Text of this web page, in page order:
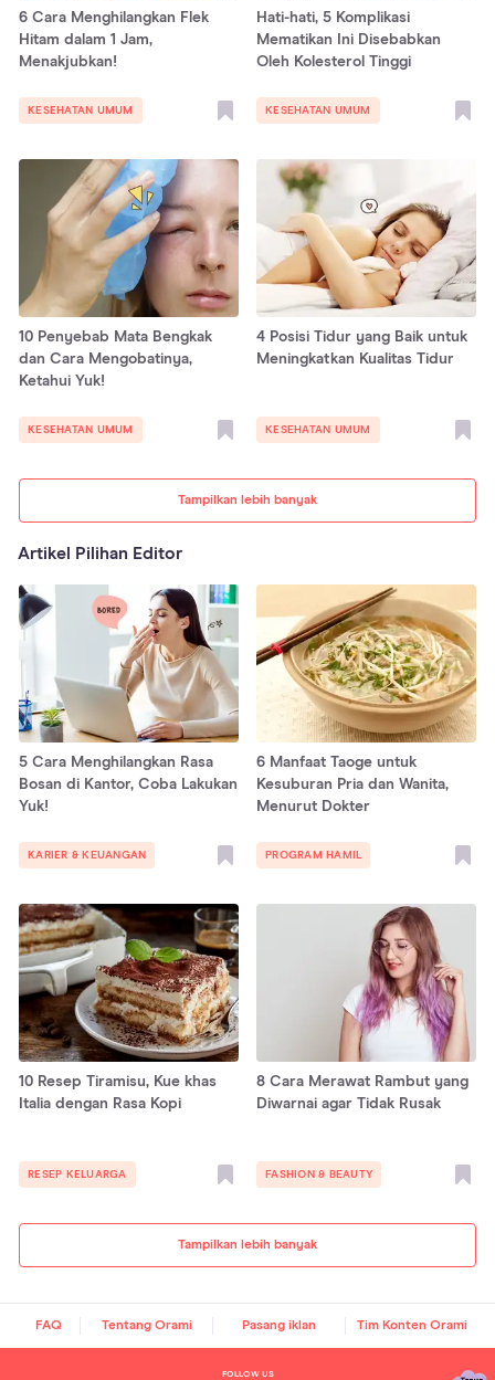
Tampilkan lebih banyak
6 Cara Menghilangkan Flek
Hitam dalam 1 Jam,
Menakjubkan!
KESEHATAN UMUM
Hati-hati, 5 Komplikasi
Mematikan Ini Disebabkan
Oleh Kolesterol Tinggi
KESEHATAN UMUM
10 Penyebab Mata Bengkak
dan Cara Mengobatinya,
Ketahui Yuk!
KESEHATAN UMUM
4 Posisi Tidur yang Baik untuk
Meningkatkan Kualitas Tidur
KESEHATAN UMUM
Artikel Pilihan Editor
Tampilkan lebih banyak
5 Cara Menghilangkan Rasa
Bosan di Kantor, Coba Lakukan
Yuk!
KARIER & KEUANGAN
6 Manfaat Taoge untuk
Kesuburan Pria dan Wanita,
Menurut Dokter
PROGRAM HAMIL
10 Resep Tiramisu, Kue khas
Italia dengan Rasa Kopi
RESEP KELUARGA
8 Cara Merawat Rambut yang
Diwarnai agar Tidak Rusak
FASHION & BEAUTY
FAQ Tentang Orami Pasang iklan Tim Konten Orami
FOLLOW US